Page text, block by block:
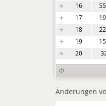
16
17
18
19
20
Änderungen